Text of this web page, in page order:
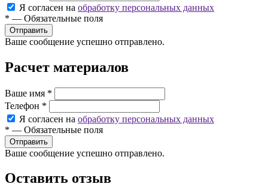
Я согласен на обработку персональных данных
* — Обязательные поля
Ваше сообщение успешно отправлено.
Расчет материалов
Ваше имя *
Телефон *
Я согласен на обработку персональных данных
* — Обязательные поля
Ваше сообщение успешно отправлено.
Оставить отзыв